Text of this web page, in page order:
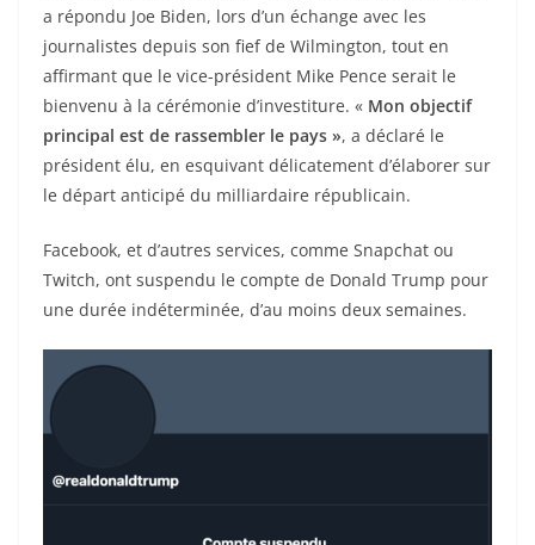
a répondu Joe Biden, lors d’un échange avec les
journalistes depuis son fief de Wilmington, tout en
affirmant que le vice-président Mike Pence serait le
bienvenu à la cérémonie d’investiture. « Mon objectif
principal est de rassembler le pays », a déclaré le
président élu, en esquivant délicatement d’élaborer sur
le départ anticipé du milliardaire républicain.
Facebook, et d’autres services, comme Snapchat ou
Twitch, ont suspendu le compte de Donald Trump pour
une durée indéterminée, d’au moins deux semaines.